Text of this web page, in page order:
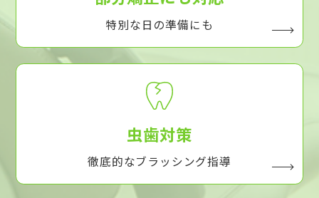
特別な日の準備にも
虫歯対策
徹底的なブラッシング指導